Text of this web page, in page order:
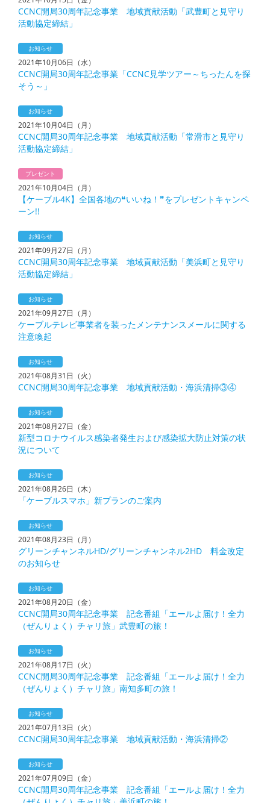
CCNC開局30周年記念事業 地域貢献活動「武豊町と見守り
活動協定締結」
お知らせ
2021年10月06日（水）
CCNC開局30周年記念事業「CCNC見学ツアー～ちったんを探
そう～」
お知らせ
2021年10月04日（月）
CCNC開局30周年記念事業 地域貢献活動「常滑市と見守り
活動協定締結」
プレゼント
2021年10月04日（月）
【ケーブル4K】全国各地の❝いいね！❞をプレゼントキャンペ
ーン!!
お知らせ
2021年09月27日（月）
CCNC開局30周年記念事業 地域貢献活動「美浜町と見守り
活動協定締結」
お知らせ
2021年09月27日（月）
ケーブルテレビ事業者を装ったメンテナンスメールに関する
注意喚起
お知らせ
2021年08月31日（火）
CCNC開局30周年記念事業 地域貢献活動・海浜清掃③④
お知らせ
2021年08月27日（金）
新型コロナウイルス感染者発生および感染拡大防止対策の状
況について
お知らせ
2021年08月26日（木）
「ケーブルスマホ」新プランのご案内
お知らせ
2021年08月23日（月）
グリーンチャンネルHD/グリーンチャンネル2HD 料金改定
のお知らせ
お知らせ
2021年08月20日（金）
CCNC開局30周年記念事業 記念番組「エールよ届け！全力
（ぜんりょく）チャリ旅」武豊町の旅！
お知らせ
2021年08月17日（火）
CCNC開局30周年記念事業 記念番組「エールよ届け！全力
（ぜんりょく）チャリ旅」南知多町の旅！
お知らせ
2021年07月13日（火）
CCNC開局30周年記念事業 地域貢献活動・海浜清掃②
お知らせ
2021年07月09日（金）
CCNC開局30周年記念事業 記念番組「エールよ届け！全力